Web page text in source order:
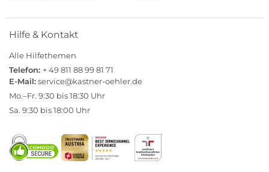
Hilfe & Kontakt
Alle Hilfethemen
Telefon: + 49 811 88 99 81 71
E-Mail:service@kastner-oehler.de
Mo.–Fr. 9:30 bis 18:30 Uhr
Sa. 9:30 bis 18:00 Uhr